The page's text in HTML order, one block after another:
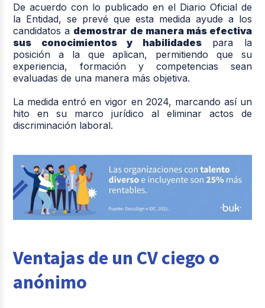
De acuerdo con lo publicado en el Diario Oficial de
la Entidad, se prevé que esta medida ayude a los
candidatos a demostrar de manera más efectiva
sus conocimientos y habilidadespara la
posición a la que aplican, permitiendo que su
experiencia, formación y competencias sean
evaluadas de una manera más objetiva.
La medida entró en vigor en 2024, marcando así un
hito en su marco jurídico al eliminar actos de
discriminación laboral.
Ventajas de un CV ciego o
anónimo